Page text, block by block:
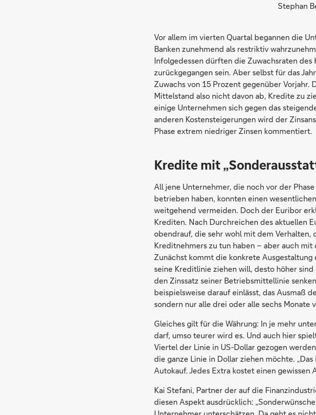
Stephan
Vor allem im vierten Quartal begannen die
Banken zunehmend als restriktiv
Infolgedessen dürften die Zuwachsraten
zurückgegangen sein. Aber selbst für das
Zuwachs von 15 Prozent gegenüber
Mittelstand also nicht davon ab, Kredite zu
einige Unternehmen sich gegen das
anderen Kostensteigerungen wird der
Phase extrem niedriger Zinsen kommentiert.
Kredite mit
All jene Unternehmer, die noch vor der
betrieben haben, konnten einen
weitgehend vermeiden. Doch der Euribor
Krediten. Nach Durchreichen des aktuellen
obendrauf, die sehr wohl mit dem Verhalten,
Kreditnehmers zu tun haben – aber auch mit
Zunächst kommt die konkrete
seine Kreditlinie ziehen will, desto höher
den Zinssatz seiner Betriebsmittellinie
beispielsweise darauf einlässt, das Ausmaß
sondern nur alle drei oder alle sechs Monate
Gleiches gilt für die Währung: In je mehr
darf, umso teurer wird es. Und auch hier
Viertel der Linie in US-Dollar gezogen
die ganze Linie in Dollar ziehen möchte.
Autokauf. Jedes Extra kostet einen
Kai Stefani, Partner der auf die
diesen Aspekt ausdrücklich: